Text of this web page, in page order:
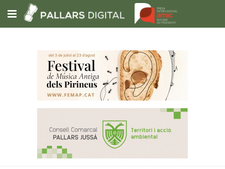
Subscriu-t'hi
Portada